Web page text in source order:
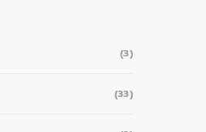
(3)
(33)